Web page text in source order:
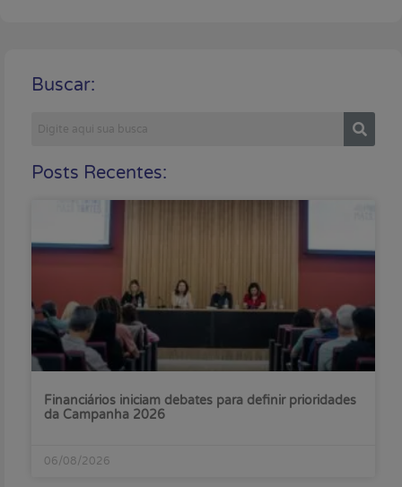
Buscar:
Posts Recentes:
Financiários iniciam debates para definir prioridades
da Campanha 2026
06/08/2026